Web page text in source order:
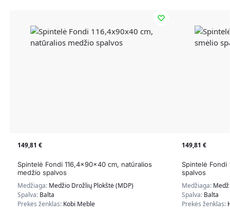
149,81 €
Spintelė Fondi 116,4x90x40 cm, natūralios
medžio spalvos
Medžiaga: Medžio Drožlių Plokštė (MDP)
Spalva: Balta
Prekės ženklas: Kobi Meble
149,81 €
Spintelė Fondi
spalvos
Medžiaga:
Spalva: Balta
Prekės ženklas: